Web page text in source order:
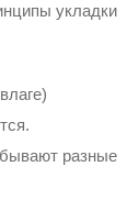
укладки
разные